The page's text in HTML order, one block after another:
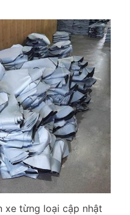
xe từng loại cập nhật